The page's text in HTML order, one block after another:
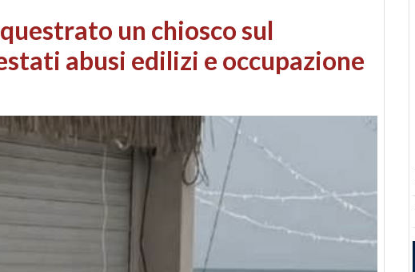
confronto su call center,
e danni da maltempo